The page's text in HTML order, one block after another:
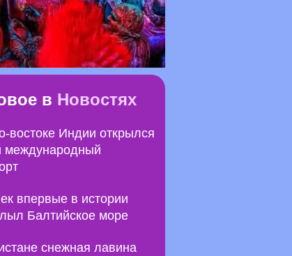
в Новостях
востоке Индии открылся
международный
впервые в истории
Балтийское море
снежная лавина